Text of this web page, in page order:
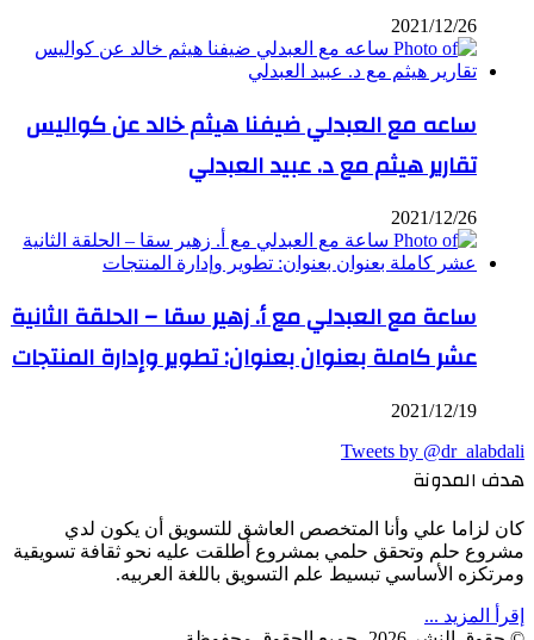
2021/12/26
ساعه مع العبدلي ضيفنا هيثم خالد عن كواليس
تقارير هيثم مع د. عبيد العبدلي
2021/12/26
ساعة مع العبدلي مع أ. زهير سقا – الحلقة الثانية
عشر كاملة بعنوان بعنوان: تطوير وإدارة المنتجات
2021/12/19
Tweets by @dr_alabdali
هدف المدونة
كان لزاما علي وأنا المتخصص العاشق للتسويق أن يكون لدي
مشروع حلم وتحقق حلمي بمشروع أطلقت عليه نحو ثقافة تسويقية
ومرتكزه الأساسي تبسيط علم التسويق باللغة العربيه.
إقرأ المزيد ...